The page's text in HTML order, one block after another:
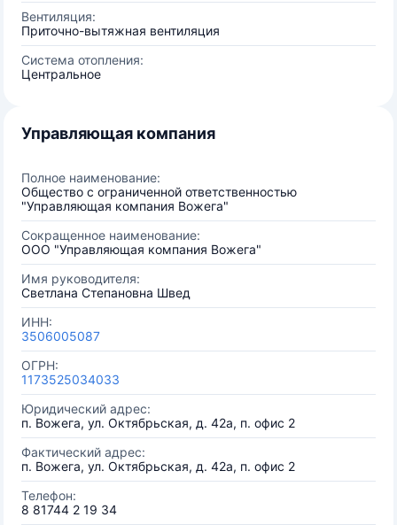
Вентиляция:
Приточно-вытяжная вентиляция
Система отопления:
Центральное
Управляющая компания
Полное наименование:
Общество с ограниченной ответственностью
"Управляющая компания Вожега"
Сокращенное наименование:
ООО "Управляющая компания Вожега"
Имя руководителя:
Светлана Степановна Швед
ИНН:
3506005087
ОГРН:
1173525034033
Юридический адрес:
п. Вожега, ул. Октябрьская, д. 42а, п. офис 2
Фактический адрес:
п. Вожега, ул. Октябрьская, д. 42а, п. офис 2
Телефон:
8 81744 2 19 34